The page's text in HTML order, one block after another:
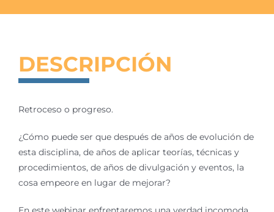
DESCRIPCIÓN
Retroceso o progreso.
¿Cómo puede ser que después de años de evolución de
esta disciplina, de años de aplicar teorías, técnicas y
procedimientos, de años de divulgación y eventos, la
cosa empeore en lugar de mejorar?